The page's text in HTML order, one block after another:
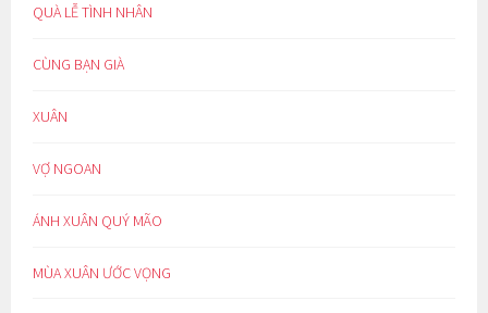
QUÀ LỄ TÌNH NHÂN
CÙNG BẠN GIÀ
XUÂN
VỢ NGOAN
ÁNH XUÂN QUÝ MÃO
MÙA XUÂN ƯỚC VỌNG